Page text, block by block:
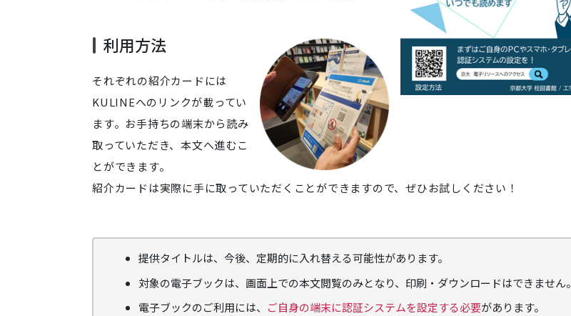
利用方法
それぞれの紹介カードには
KULINEへのリンクが載ってい
ます。お手持ちの端末から読み
取っていただき、本文へ進むこ
とができます。
紹介カードは実際に手に取っていただくことができますので、ぜひお試しください！
提供タイトルは、今後、定期的に入れ替える可能性があります。
対象の電子ブックは、画面上での本文閲覧のみとなり、印刷・ダウンロードはできません。
電子ブックのご利用には、 ご自身の端末に認証システムを設定する必要があります。